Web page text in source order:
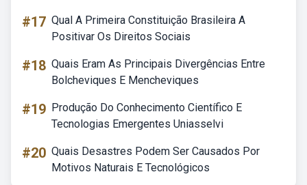
#17 Qual A Primeira Constituição Brasileira A
Positivar Os Direitos Sociais
#18 Quais Eram As Principais Divergências Entre
Bolcheviques E Mencheviques
#19 Produção Do Conhecimento Científico E
Tecnologias Emergentes Uniasselvi
#20 Quais Desastres Podem Ser Causados Por
Motivos Naturais E Tecnológicos